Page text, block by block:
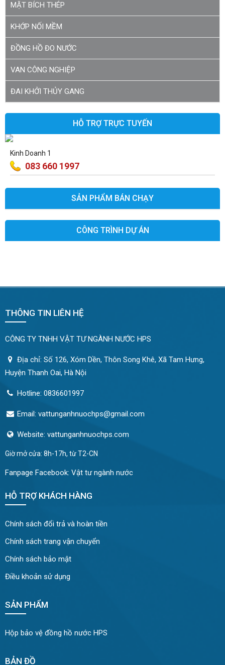
MẶT BÍCH THÉP
KHỚP NỐI MỀM
ĐỒNG HỒ ĐO NƯỚC
VAN CÔNG NGHIỆP
ĐAI KHỞI THỦY GANG
HỖ TRỢ TRỰC TUYẾN
Kinh Doanh 1
083 660 1997
SẢN PHẨM BÁN CHẠY
CÔNG TRÌNH DỰ ÁN
THÔNG TIN LIÊN HỆ
CÔNG TY TNHH VẬT TƯ NGÀNH NƯỚC HPS
Địa chỉ: Số 126, Xóm Dền, Thôn Song Khê, Xã Tam Hưng,
Huyện Thanh Oai, Hà Nội
Hotline: 0836601997
Email: vattunganhnuochps@gmail.com
Website: vattunganhnuochps.com
Giờ mở cửa: 8h-17h, từ T2-CN
Fanpage Facebook: Vật tư ngành nước
HỖ TRỢ KHÁCH HÀNG
Chính sách đổi trả và hoàn tiền
Chính sách trang vận chuyển
Chính sách bảo mật
Điều khoản sử dụng
SẢN PHẨM
Hộp bảo vệ đồng hồ nước HPS
BẢN ĐỒ